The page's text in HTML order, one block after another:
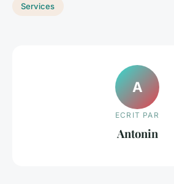
Services
A
ECRIT PAR
Antonin